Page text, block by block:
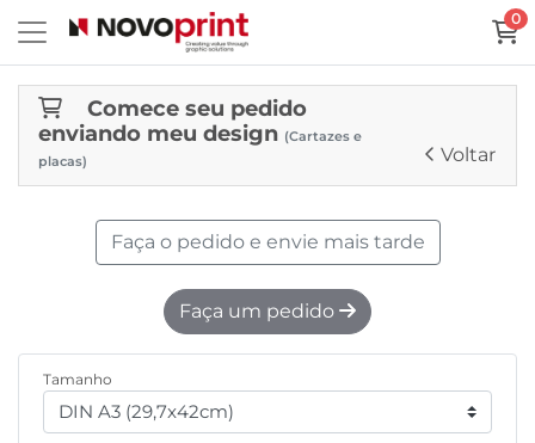
0
Comece seu pedido
enviando meu design (Cartazes e
placas)
Voltar
Faça o pedido e envie mais tarde
Faça um pedido
Tamanho